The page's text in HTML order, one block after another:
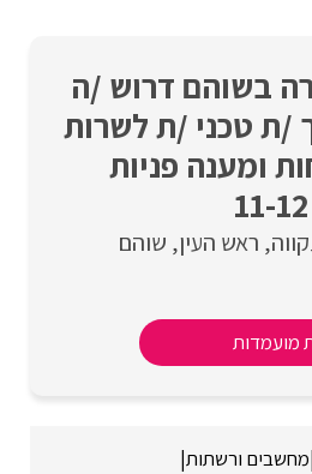
בשוהם דרוש /ה
/ת טכני /ת לשרות
ומענה פניות
ראש העין שוהם
מועמדות
|מחשבים ורשתות|